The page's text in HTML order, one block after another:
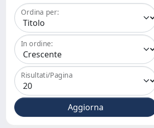
Ordina per:
In ordine:
Risultati/Pagina